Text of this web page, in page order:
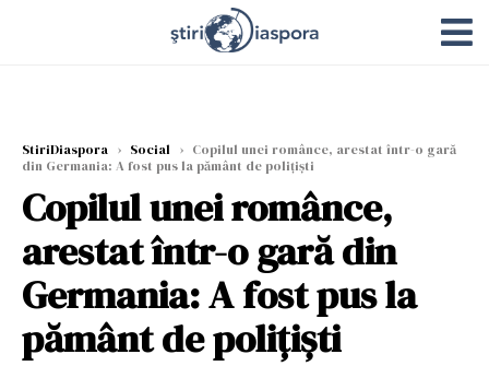
StiriDiaspora › Social › Copilul unei românce, arestat într-o gară
din Germania: A fost pus la pământ de polițiști
Copilul unei românce,
arestat într-o gară din
Germania: A fost pus la
pământ de polițiști